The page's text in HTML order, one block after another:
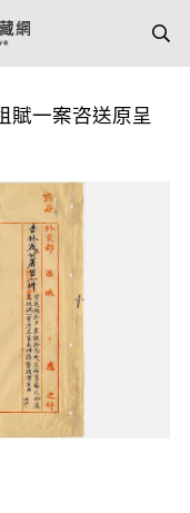
賦一案咨送原呈